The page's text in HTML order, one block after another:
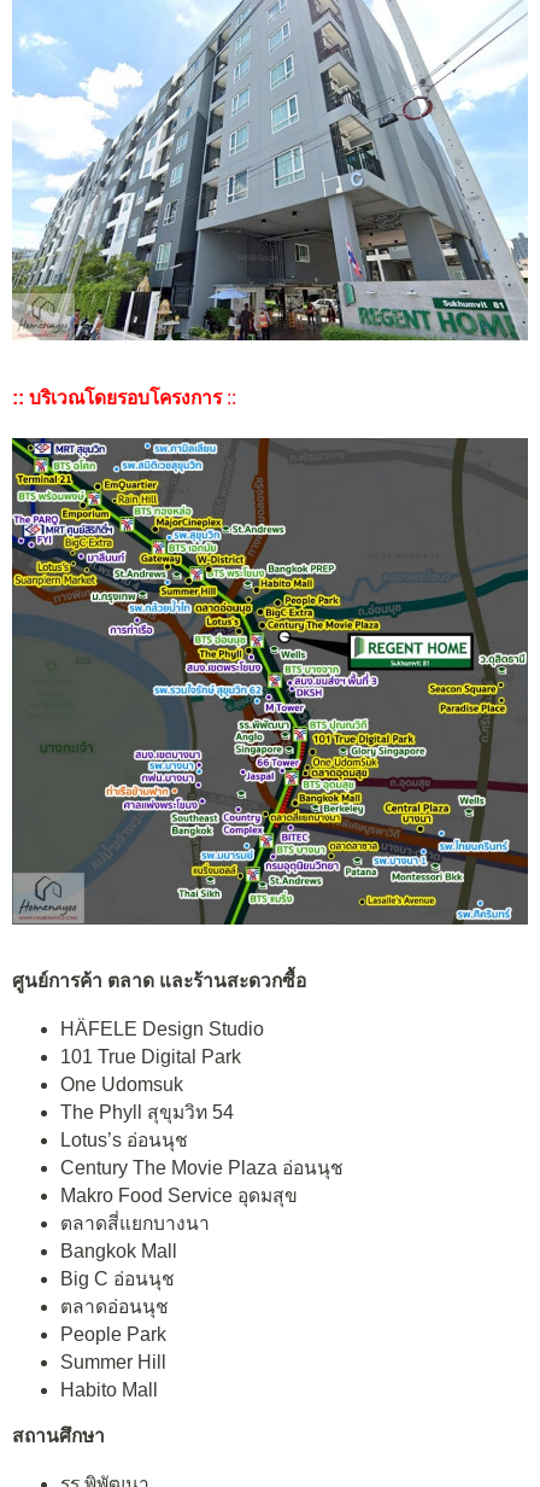
:: บริเวณโดยรอบโครงการ::
ศูนย์การค้า ตลาด และร้านสะดวกซื้อ
HÄFELE Design Studio
101 True Digital Park
One Udomsuk
The Phyll สุขุมวิท 54
Lotus’s อ่อนนุช
Century The Movie Plaza อ่อนนุช
Makro Food Service อุดมสุข
ตลาดสี่แยกบางนา
Bangkok Mall
Big C อ่อนนุช
ตลาดอ่อนนุช
People Park
Summer Hill
Habito Mall
สถานศึกษา